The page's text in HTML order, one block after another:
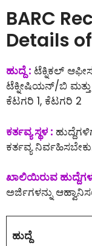
BARC
Details
ಹುದ್ದೆ : ಟೆಕ್ನಿಕಲ್
ಟೆಕ್ನೀಷಿಯನ್/ಬಿ ಮತ್ತು
ಕೆಟಗರಿ 1, ಕೆಟಗರಿ 2
ಕರ್ತವ್ಯ ಸ್ಥಳ :
ಕರ್ತವ್ಯ
ಖಾಲಿಯಿರುವ ಹುದ್ದೆಗಳ
ಅರ್ಜಿಗಳನ್ನು
ಹುದ್ದೆ